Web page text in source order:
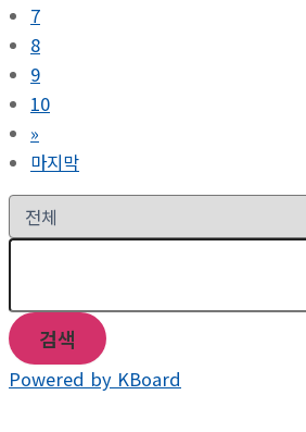
7
8
9
10
»
마지막
검색
Powered by KBoard